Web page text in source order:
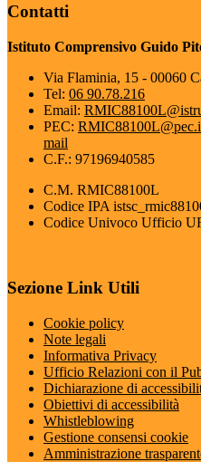
Contatti
Istituto Comprensivo Guido
Via Flaminia, 15 - 00060
Tel: 06 90.78.216
Email:
PEC:
mail
C.F.: 97196940585
C.M. RMIC88100L
Codice IPA
Codice Univoco Ufficio
Sezione Link Utili
Cookie policy
Note legali
Informativa Privacy
Ufficio Relazioni con il
Dichiarazione di
Obiettivi di accessibilità
Whistleblowing
Gestione consensi cookie
Amministrazione